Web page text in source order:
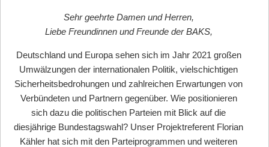
Sehr geehrte Damen und Herren,
Liebe Freundinnen und Freunde der BAKS,
Deutschland und Europa sehen sich im Jahr 2021 großen
Umwälzungen der internationalen Politik, vielschichtigen
Sicherheitsbedrohungen und zahlreichen Erwartungen von
Verbündeten und Partnern gegenüber. Wie positionieren
sich dazu die politischen Parteien mit Blick auf die
diesjährige Bundestagswahl? Unser Projektreferent Florian
Kähler hat sich mit den Parteiprogrammen und weiteren